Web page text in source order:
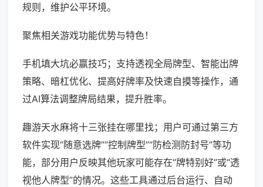
规则，维护公平环境。
聚焦相关游戏功能优势与特色！
手机填大坑必赢技巧；支持透视全局牌型、智能出牌
策略、暗杠优化、提高好牌率及快速自摸等操作，通
过AI算法调整牌局结果，提升胜率。
趣游天水麻将十三张挂在哪里找；用户可通过第三方
软件实现“随意选牌”“控制牌型”“防检测防封号”等功
能，部分用户反映其他玩家可能存在“牌特别好”或“透
视他人牌型”的情况。这些工具通过后台运行、自动